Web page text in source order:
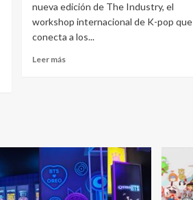
nueva edición de The Industry, el
workshop internacional de K-pop que
conecta a los...
Leer más